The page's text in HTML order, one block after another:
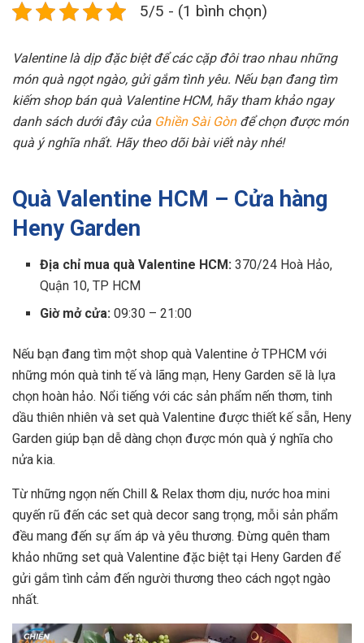
5/5 - (1 bình chọn)
Valentine là dịp đặc biệt để các cặp đôi trao nhau những
món quà ngọt ngào, gửi gắm tình yêu. Nếu bạn đang tìm
kiếm shop bán quà Valentine HCM, hãy tham khảo ngay
danh sách dưới đây của Ghiền Sài Gònđể chọn được món
quà ý nghĩa nhất. Hãy theo dõi bài viết này nhé!
Quà Valentine HCM – Cửa hàng
Heny Garden
Địa chỉ mua quà Valentine HCM:370/24 Hoà Hảo,
Quận 10, TP HCM
Giờ mở cửa:09:30 – 21:00
Nếu bạn đang tìm một shop quà Valentine ở TPHCM với
những món quà tinh tế và lãng mạn, Heny Garden sẽ là lựa
chọn hoàn hảo. Nổi tiếng với các sản phẩm nến thơm, tinh
dầu thiên nhiên và set quà Valentine được thiết kế sẵn, Heny
Garden giúp bạn dễ dàng chọn được món quà ý nghĩa cho
nửa kia.
Từ những ngọn nến Chill & Relax thơm dịu, nước hoa mini
quyến rũ đến các set quà decor sang trọng, mỗi sản phẩm
đều mang đến sự ấm áp và yêu thương. Đừng quên tham
khảo những set quà Valentine đặc biệt tại Heny Garden để
gửi gắm tình cảm đến người thương theo cách ngọt ngào
nhất.